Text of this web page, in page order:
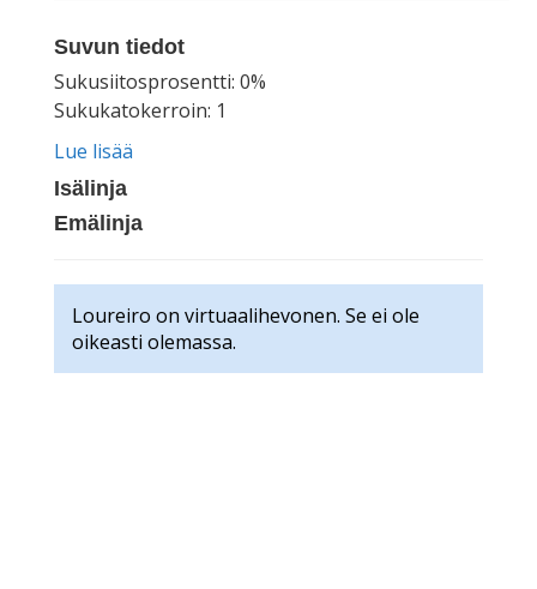
Suvun tiedot
Sukusiitosprosentti: 0%
Sukukatokerroin: 1
Lue lisää
Isälinja
Emälinja
Loureiro on virtuaalihevonen. Se ei ole
oikeasti olemassa.